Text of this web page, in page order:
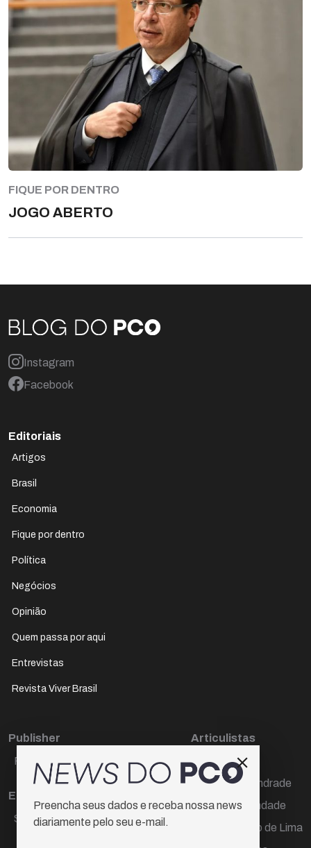
FIQUE POR DENTRO
JOGO ABERTO
Instagram
Facebook
Editoriais
Artigos
Brasil
Economia
Fique por dentro
Política
Negócios
Opinião
Quem passa por aqui
Entrevistas
Revista Viver Brasil
Publisher
Paulo Cesar de Oliveira
Editora Chefe
Sueli Cotta
Articulistas
Décio Freire
Dr Marcos Andrade
Hamilton Trindade
Igor Carvalho de Lima
Preencha seus dados e receba nossa news
diariamente pelo seu e-mail.